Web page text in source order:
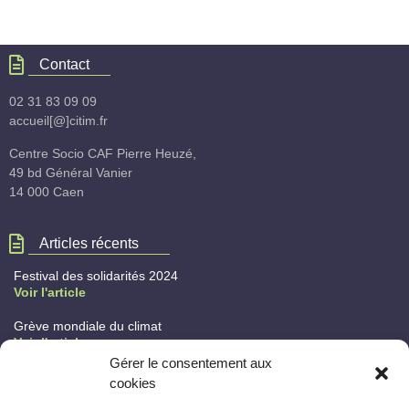
Gérer le consentement aux
cookies
Contact
02 31 83 09 09
accueil[@]citim.fr
Centre Socio CAF Pierre Heuzé,
49 bd Général Vanier
14 000 Caen
Articles récents
Festival des solidarités 2024
Voir l'article
Grève mondiale du climat
Voir l'article
Quoi de neuf au citim ?